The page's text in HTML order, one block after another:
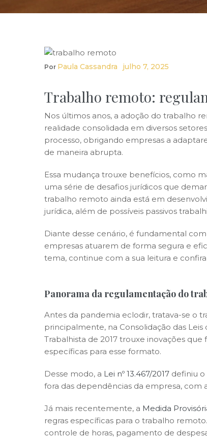
Por Paula Cassandra Julho 7, 2025
Trabalho remoto:
Nos últimos anos, a adoção do trabalho
realidade consolidada em diversos
processo, obrigando empresas a
de maneira abrupta.
Essa mudança trouxe benefícios, como
uma série de desafios jurídicos que
trabalho remoto ainda está em
jurídica, além de possíveis passivos
Diante desse cenário, é fundamental
empresas atuarem de forma segura e
tema, continue com a sua leitura e
Panorama da regulamentação do
Antes da pandemia eclodir, tratava-se o
principalmente, na Consolidação das Leis
Trabalhista de 2017 trouxe inovações
específicas para esse formato.
Desse modo, a Lei nº 13.467/2017 definiu
fora das dependências da empresa, com
Já mais recentemente, a Medida
regras específicas para o trabalho
controle de horas, pagamento de